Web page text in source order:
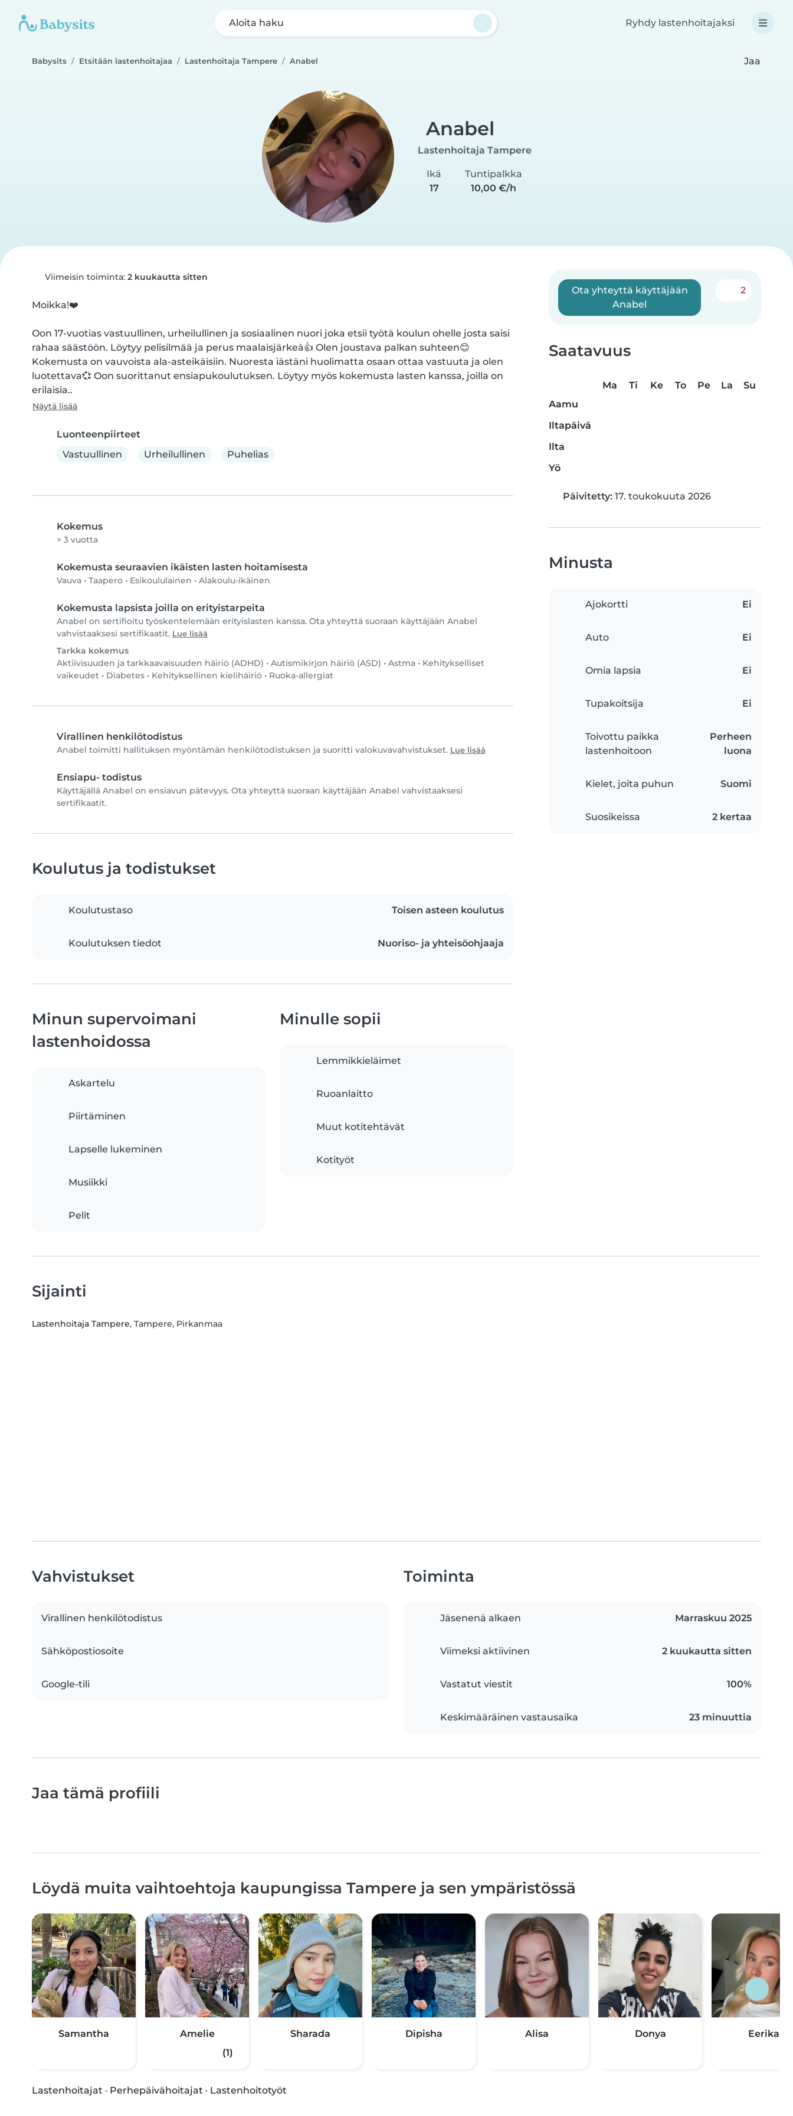
Aloita haku Ryhdy lastenhoitajaksi
Babysits Etsitään lastenhoitajaa Lastenhoitaja Tampere Anabel Jaa
Anabel
Lastenhoitaja Tampere
Ikä
17
Tuntipalkka
10,00 €/h
Viimeisin toiminta: 2 kuukautta sitten
Moikka!❤️
Oon 17-vuotias vastuullinen, urheilullinen ja sosiaalinen nuori joka etsii työtä koulun ohelle josta saisi
rahaa säästöön. Löytyy pelisilmää ja perus maalaisjärkeä👍 Olen joustava palkan suhteen😊
Kokemusta on vauvoista ala-asteikäisiin. Nuoresta iästäni huolimatta osaan ottaa vastuuta ja olen
luotettava💞 Oon suorittanut ensiapukoulutuksen. Löytyy myös kokemusta lasten kanssa, joilla on
erilaisia..
Näytä lisää
Luonteenpiirteet
Vastuullinen
Urheilullinen Puhelias
Kokemus
> 3 vuotta
Kokemusta seuraavien ikäisten lasten hoitamisesta
Vauva • Taapero • Esikoululainen • Alakoulu-ikäinen
Kokemusta lapsista joilla on erityistarpeita
Anabel on sertifioitu työskentelemään erityislasten kanssa. Ota yhteyttä suoraan käyttäjään Anabel
vahvistaaksesi sertifikaatit. Lue lisää
Tarkka kokemus
Aktiivisuuden ja tarkkaavaisuuden häiriö (ADHD) • Autismikirjon häiriö (ASD) • Astma • Kehitykselliset
vaikeudet • Diabetes • Kehityksellinen kielihäiriö • Ruoka-allergiat
Virallinen henkilötodistus
Anabel toimitti hallituksen myöntämän henkilötodistuksen ja suoritti valokuvavahvistukset. Lue lisää
Ensiapu- todistus
Käyttäjällä Anabel on ensiavun pätevyys. Ota yhteyttä suoraan käyttäjään Anabel vahvistaaksesi
sertifikaatit.
Ota yhteyttä käyttäjään
Anabel
2
Saatavuus
Ma Ti Ke To Pe La
Su
Aamu
Iltapäivä
Ilta
Yö
Päivitetty: 17. toukokuuta 2026
Minusta
Ajokortti Ei
Auto Ei
Omia lapsia Ei
Tupakoitsija Ei
Toivottu paikka
lastenhoitoon
Perheen
luona
Kielet, joita puhun Suomi
Suosikeissa 2 kertaa
Koulutus ja todistukset
Koulutustaso Toisen asteen koulutus
Koulutuksen tiedot Nuoriso- ja yhteisöohjaaja
Minun supervoimani
lastenhoidossa
Askartelu
Piirtäminen
Lapselle lukeminen
Musiikki
Pelit
Minulle sopii
Lemmikkieläimet
Ruoanlaitto
Muut kotitehtävät
Kotityöt
Sijainti
Lastenhoitaja Tampere, Tampere, Pirkanmaa
Vahvistukset
Virallinen henkilötodistus
Sähköpostiosoite
Google-tili
Toiminta
Jäsenenä alkaen Marraskuu 2025
Viimeksi aktiivinen 2 kuukautta sitten
Vastatut viestit 100%
Keskimääräinen vastausaika 23 minuuttia
Jaa tämä profiili
Löydä muita vaihtoehtoja kaupungissa Tampere ja sen ympäristössä
Samantha
Amelie
(1)
Sharada Dipisha Alisa Donya Eerika
Lastenhoitajat · Perhepäivähoitajat · Lastenhoitotyöt